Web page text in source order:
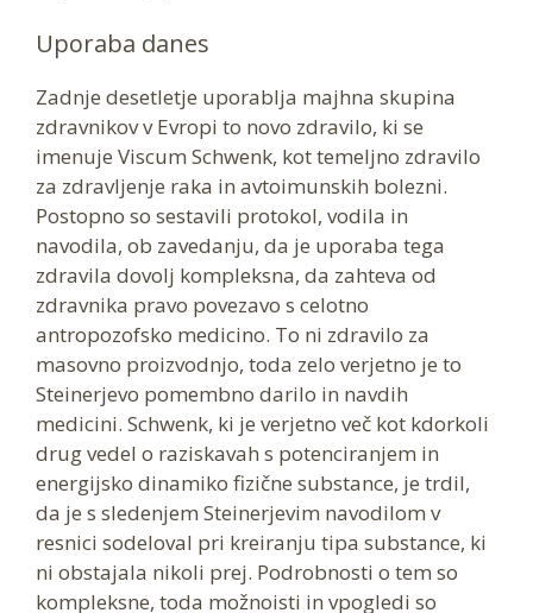
Uporaba danes
Zadnje desetletje uporablja majhna skupina
zdravnikov v Evropi to novo zdravilo, ki se
imenuje Viscum Schwenk, kot temeljno zdravilo
za zdravljenje raka in avtoimunskih bolezni.
Postopno so sestavili protokol, vodila in
navodila, ob zavedanju, da je uporaba tega
zdravila dovolj kompleksna, da zahteva od
zdravnika pravo povezavo s celotno
antropozofsko medicino. To ni zdravilo za
masovno proizvodnjo, toda zelo verjetno je to
Steinerjevo pomembno darilo in navdih
medicini. Schwenk, ki je verjetno več kot kdorkoli
drug vedel o raziskavah s potenciranjem in
energijsko dinamiko fizične substance, je trdil,
da je s sledenjem Steinerjevim navodilom v
resnici sodeloval pri kreiranju tipa substance, ki
ni obstajala nikoli prej. Podrobnosti o tem so
kompleksne, toda možnoisti in vpogledi so